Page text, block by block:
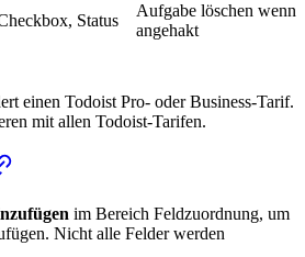
Status
Aufgabe löschen wenn
angehakt
einen Todoist Pro- oder Business-Tarif.
mit allen Todoist-Tarifen.
im Bereich Feldzuordnung, um
Nicht alle Felder werden